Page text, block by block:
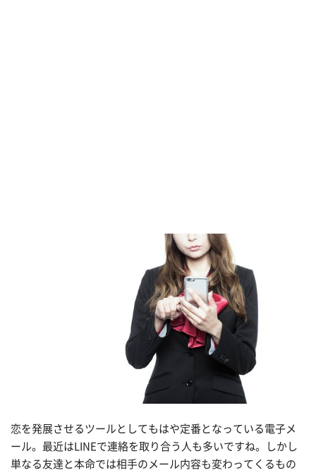
恋を発展させるツールとしてもはや定番となっている電子メ
ール。最近はLINEで連絡を取り合う人も多いですね。しかし
単なる友達と本命では相手のメール内容も変わってくるもの